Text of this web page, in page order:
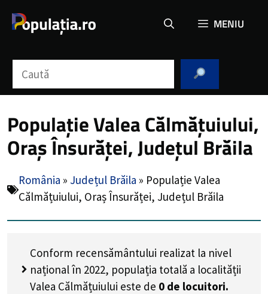
MENIU
Populație Valea Călmățuiului,
Oraș Însurăței, Județul Brăila
România » Județul Brăila » Populație Valea
Călmățuiului, Oraș Însurăței, Județul Brăila
Conform recensământului realizat la nivel
național în 2022, populația totală a localității
Valea Călmățuiului este de 0 de locuitori.